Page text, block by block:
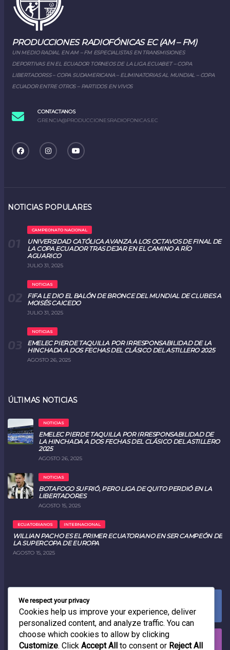
PRODUCCIONES RADIOFÓNICAS EC (AM – FM)
UN MEDIO RADIAL EN AM – FM ESPECIALISTAS EN TRANSMISIONES
DEPORTIVAS EN EL ECUADOR TORNEOS DE LA LIGA ECUABET – COPA
LIBERTADORSS – COPA SUDAMERICANA – ELIMINATORIAS AL MUNDIAL – COPA
ECUADOR ENTRE OTROS – PARTIDOS EN VIVOS
CONTACTANOS
GRENCIA@PRODUCCIONESRADIOFONICAS.EC
NOTICIAS POPULARES
CAMPEONATO NACIONAL
UNIVERSIDAD CATÓLICA AVANZA A LOS OCTAVOS DE FINAL DE
LA COPA ECUADOR TRAS DEJAR EN EL CAMINO A RÍO
AGUARICO
JULIO 31, 2025
NOTICIAS
FIFA LE DIO EL BALÓN DE BRONCE DEL MUNDIAL DE CLUBES A
MOISÉS CAICEDO
JULIO 31, 2025
NOTICIAS
EMELEC PIERDE TAQUILLA POR IRRESPONSABILIDAD DE LA
HINCHADA A DOS FECHAS DEL CLÁSICO DEL ASTILLERO 2025
AGOSTO 26, 2025
ÚLTIMAS NOTICIAS
NOTICIAS
EMELEC PIERDE TAQUILLA POR IRRESPONSABILIDAD DE
LA HINCHADA A DOS FECHAS DEL CLÁSICO DEL ASTILLERO
2025
AGOSTO 26, 2025
NOTICIAS
BOTAFOGO SUFRIÓ, PERO LIGA DE QUITO PERDIÓ EN LA
LIBERTADORES
AGOSTO 15, 2025
ECUATORIANOS INTERNACIONAL
WILLIAN PACHO ES EL PRIMER ECUATORIANO EN SER CAMPEÓN DE
LA SUPERCOPA DE EUROPA
AGOSTO 15, 2025
FACEBOOK
0LIKES
INSTAGRAM
0FOLLOWERS
We respect your privacy
Cookies help us improve your experience, deliver
personalized content, and analyze traffic. You can
choose which cookies to allow by clicking
Customize. Click Accept All to consent or Reject All